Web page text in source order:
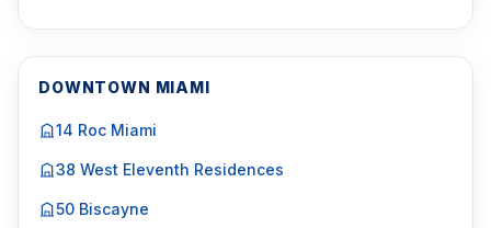
DOWNTOWN MIAMI
14 Roc Miami
38 West Eleventh Residences
50 Biscayne